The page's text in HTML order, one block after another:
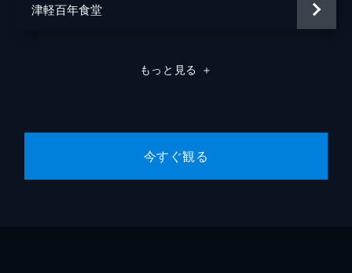
津軽百年食堂
もっと見る ＋
今すぐ観る